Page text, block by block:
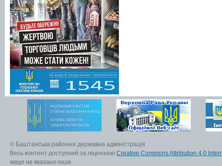
© Баштанська районна державна адміністрація
Весь контент доступний за ліцензією Creative Commons Attribution 4.0
якщо не вказано інше